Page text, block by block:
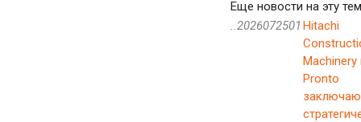
Еще новости на эту
..2026072501 Hitachi
Machinery
Pronto